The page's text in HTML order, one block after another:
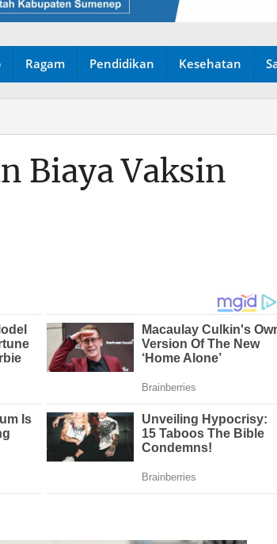
Ragam Pendidikan Kesehatan
Biaya Vaksin